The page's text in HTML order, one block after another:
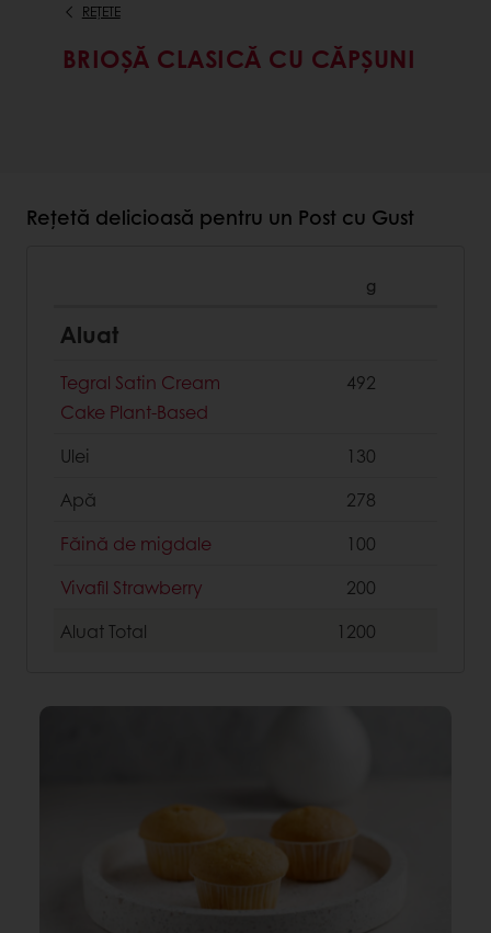
REȚETE
BRIOȘĂ CLASICĂ CU CĂPȘUNI
Rețetă delicioasă pentru un Post cu Gust
g
Aluat
Tegral Satin Cream
Cake Plant-Based
492
Ulei
130
Apă
278
Făină de migdale
100
Vivafil Strawberry
200
AluatTotal 1200